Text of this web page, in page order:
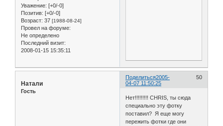
Уважение: [+0/-0]
Позитив: [+0/-0]
Возраст: 37 [1988-08-24]
Провел на форуме:
Не определено
Последний визит:
2008-01-15 15:35:11
Поделиться 50
2005-
04-07 11:50:25
Натали
Гость
Нет!!!!!!!!! СHRIS, ты сюда
специально эту фотку
поставил? Я еще могу
пережить фотки где они